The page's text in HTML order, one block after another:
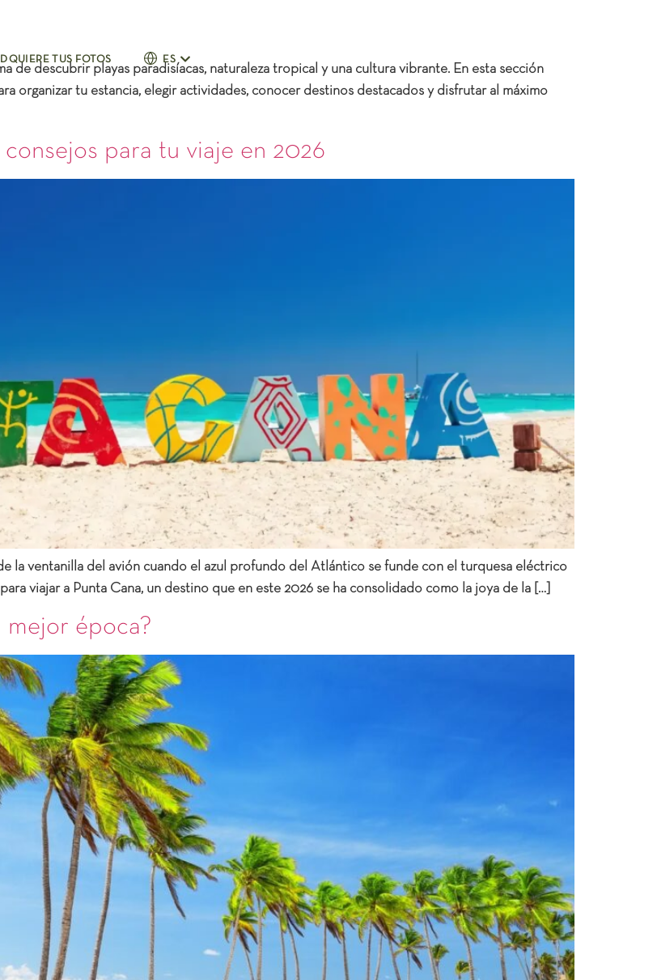
TUS FOTOS ES
de descubrir playas paradisíacas, naturaleza tropical y una cultura vibrante. En esta sección
organizar tu estancia, elegir actividades, conocer destinos destacados y disfrutar al máximo
consejos para tu viaje en 2026
la ventanilla del avión cuando el azul profundo del Atlántico se funde con el turquesa eléctrico
viajar a Punta Cana, un destino que en este 2026 se ha consolidado como la joya de la […]
mejor época?